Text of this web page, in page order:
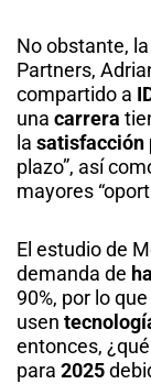
No obstante,
Partners,
compartido a
una carrera
la satisfacción
plazo”, así
mayores
El estudio de
demanda de
90%, por lo
usen
entonces, ¿qué
para 2025